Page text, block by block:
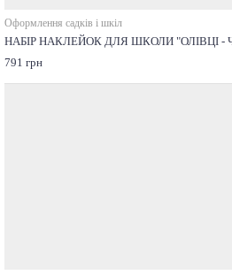
Оформлення садків і шкіл
НАБІР НАКЛЕЙОК ДЛЯ ШКОЛИ "ОЛІВЦІ
791 грн